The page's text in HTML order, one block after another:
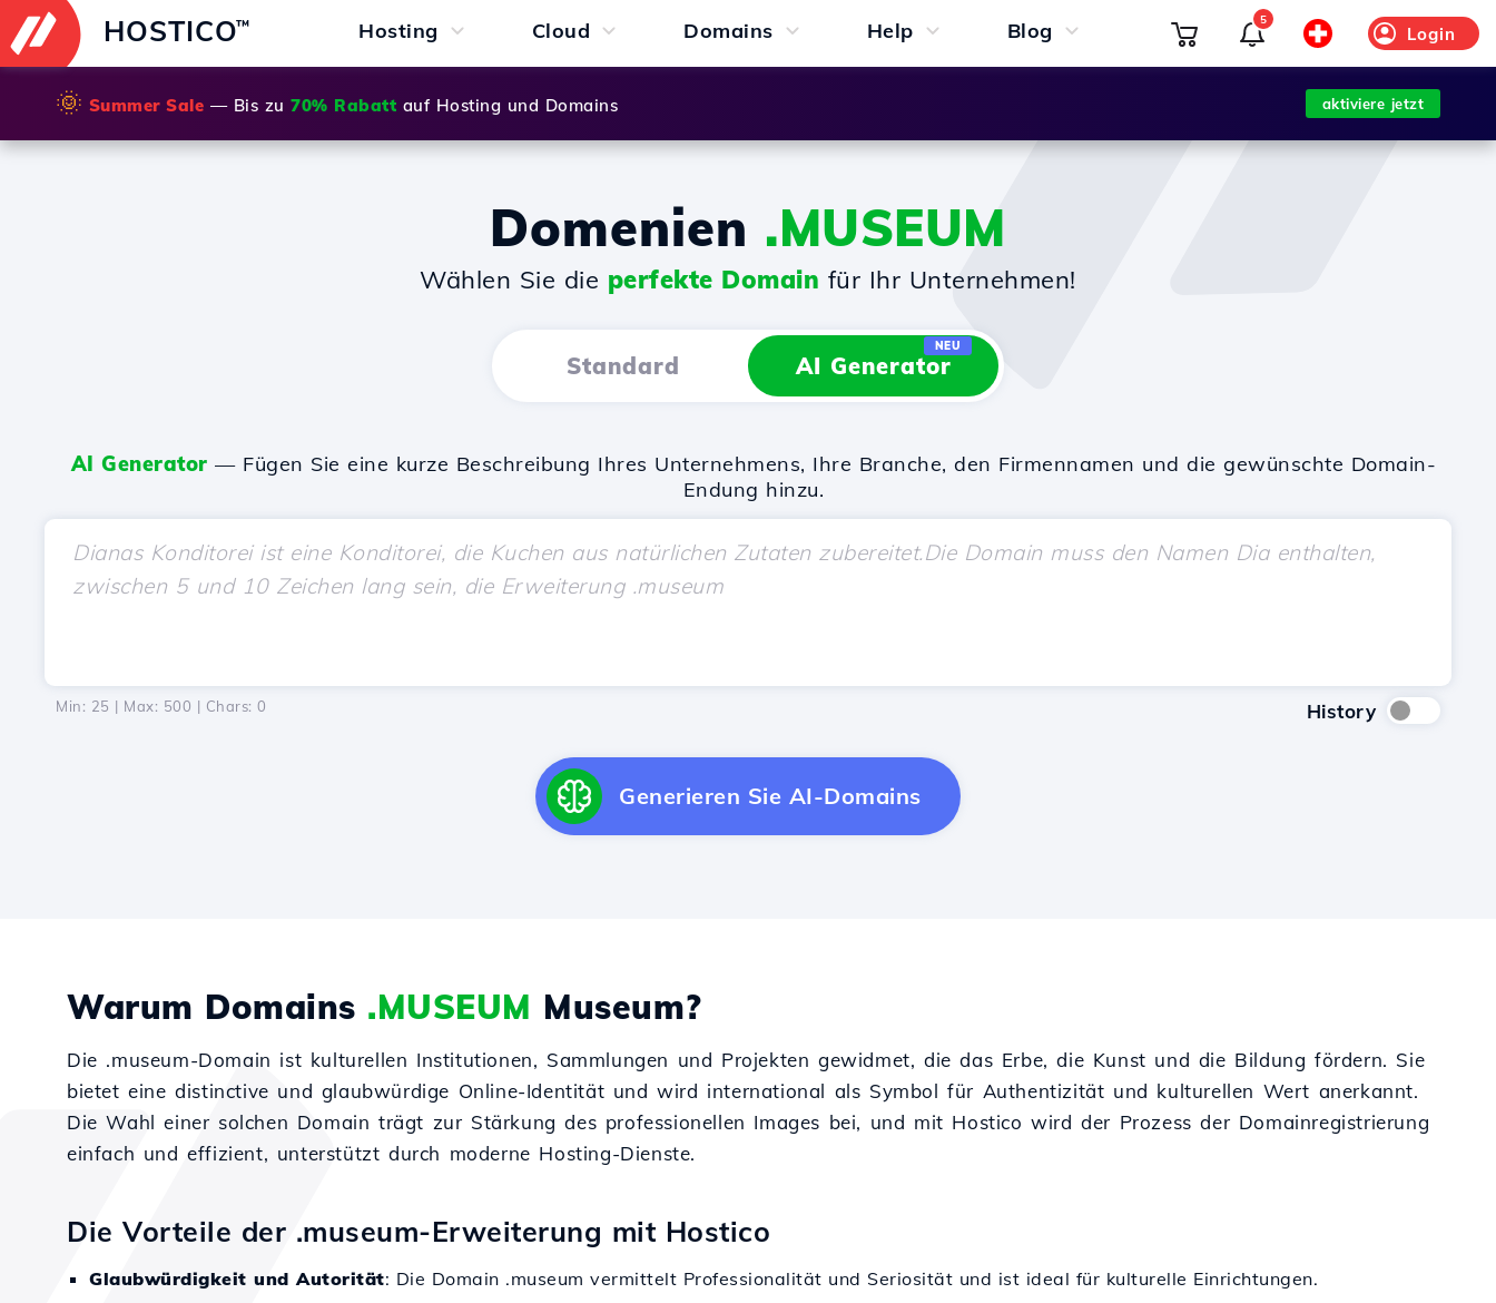
HOSTICO™ Hosting Cloud Domains Help Blog Login
5
🌞 Summer Sale — Bis zu 70% Rabatt auf Hosting und Domains aktiviere jetzt
Domenien .MUSEUM
Wählen Sie die perfekte Domain für Ihr Unternehmen!
Standard AI Generator
NEU
AI Generator — Fügen Sie eine kurze Beschreibung Ihres Unternehmens, Ihre Branche, den Firmennamen und die gewünschte Domain-
Endung hinzu.
Min: 25 | Max: 500 | Chars: 0 History
Generieren Sie AI-Domains
Warum Domains .MUSEUM Museum?
Die .museum-Domain ist kulturellen Institutionen, Sammlungen und Projekten gewidmet, die das Erbe, die Kunst und die Bildung fördern. Sie
bietet eine distinctive und glaubwürdige Online-Identität und wird international als Symbol für Authentizität und kulturellen Wert anerkannt.
Die Wahl einer solchen Domain trägt zur Stärkung des professionellen Images bei, und mit Hostico wird der Prozess der Domainregistrierung
einfach und effizient, unterstützt durch moderne Hosting-Dienste.
Die Vorteile der .museum-Erweiterung mit Hostico
Glaubwürdigkeit und Autorität: Die Domain .museum vermittelt Professionalität und Seriosität und ist ideal für kulturelle Einrichtungen.